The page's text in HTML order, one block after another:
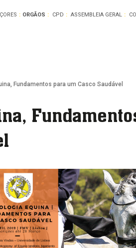
ORGÃOS CPD ASSEMBLEIA GERAL
Fundamentos para um Casco Saudável